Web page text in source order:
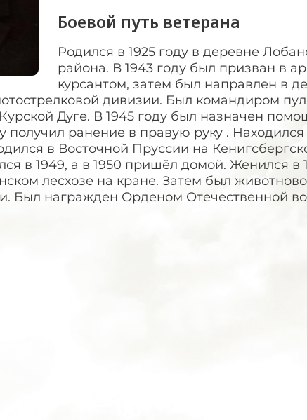
Боевой путь ветерана
Родился в 1925 году в деревне
района. В 1943 году был призван в
курсантом, затем был направлен в
дивизии. Был командиром
Дуге. В 1945 году был назначен
получил ранение в правую руку .
в Восточной Пруссии на
в 1949, а в 1950 пришёл домой. Женился в
лесхозе на кране. Затем был
Был награжден Орденом Отечественной